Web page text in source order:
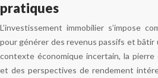
pratiques
L’investissement immobilier s’impose
pour générer des revenus passifs et bâtir
contexte économique incertain, la
et des perspectives de rendement